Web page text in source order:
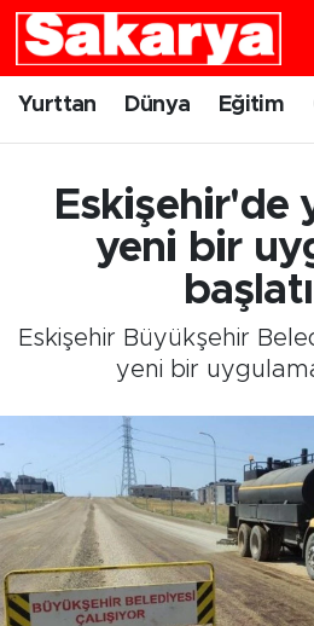
Yurttan Dünya Eğitim
Eskişehir'de
yeni bir
Eskişehir Büyükşehir
yeni bir
Yurttan
Eğitim
Eskişehirspor
Sağlık
Kültür Sanat
Tarihçe
Eskişehir Nöbetçi
Eskişehir Namaz
Eskişehir Trafik
Süper Lig Puan Durumu
Son Dakika Haberleri
Haber Arşivi